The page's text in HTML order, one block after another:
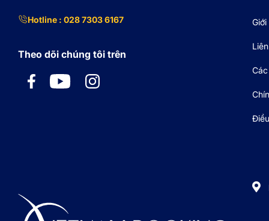
Hotline : 028 7303 6167
Theo dõi chúng tôi trên